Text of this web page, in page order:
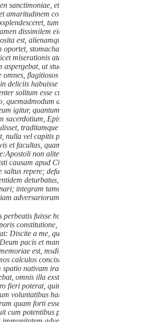
sanctimoniae, et illud non severum ac triste, sed
amaritudinem conversatio
tum eximiam prae se tulit animi
dissimilem eius fucatae benignitatis, quae in
est, alienamque prorsus vel a lentitudine seu
stomachari. Haec sane praecipua Salesii
miserationis atque indulgentiae spiritu maxime
ut studiosam omnium reverentiam ipsi
flagitiosos homines in primis et apostatas,
deliciis habuisse reos carceribus inclusos, quos
solitum esse cum famulis suis agere, quorum
ad universos pertinebat, sic nullo
igitur, quantumcumque divexarent, nunquam
Episcopo Genevensi Granerio ipse,
traditamque sibi perlibenter eam provinciam,
vel capitis pericula refugeret, ad salutem tot
et facultas, quam invicta in peragendis sacri
Apostoli non aliter nisi patiendo pugnant, nec nisi
causam apud Chaballicenses suos egerit : qui, ut
repere; defugientes inclamando persegui;
deturbatus, noctes inter frigora et nives sub
integram tamen retinere semper suam animi
adversariorum, quantumvis obfirmatam, ad
fuisse hominibus quos in
constitutione, acrior quaedam natura obtigit
Discite a me, quia mitis sum et corde
pacis et mansuetudinis tam in se ad vivum
est, msdicos, qui sacrum eius corpus post
calculos concisum invenisse: quo ex portento
nativam iracundiam contineret. Nimirum ex
omnis illa exstitit Salesii lenitas, ut aptissime in
fieri poterat, quin pastoralis mansuetudo, qua
voluntatibus haberet efficacitatem, quae mitibus
quam forti esset pectore hic, de quo exemplum
cum potentibus pro gloria Dei, pro Ecclesiae